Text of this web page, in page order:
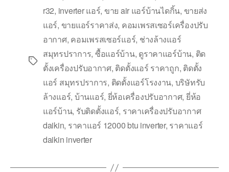
r32, inverter แอร์, ขาย air แอร์บ้านไดกิ้น, ขายส่ง
แอร์, ขายแอร์ราคาส่ง, คอมเพรสเซอร์เครื่องปรับ
อากาศ, คอมเพรสเซอร์แอร์, ช่างล้างแอร์
สมุทรปราการ, ซื้อแอร์บ้าน, ดูราคาแอร์บ้าน, ติด
ตั้งเครื่องปรับอากาศ, ติดตั้งแอร์ ราคาถูก, ติดตั้ง
แอร์ สมุทรปราการ, ติดตั้งแอร์โรงงาน, บริษัทรับ
ล้างแอร์, บ้านแอร์, ยี่ห้อเครื่องปรับอากาศ, ยี่ห้อ
แอร์บ้าน, รับติดตั้งแอร์, ราคาเครื่องปรับอากาศ
daikin, ราคาแอร์ 12000 btu inverter, ราคาแอร์
daikin inverter